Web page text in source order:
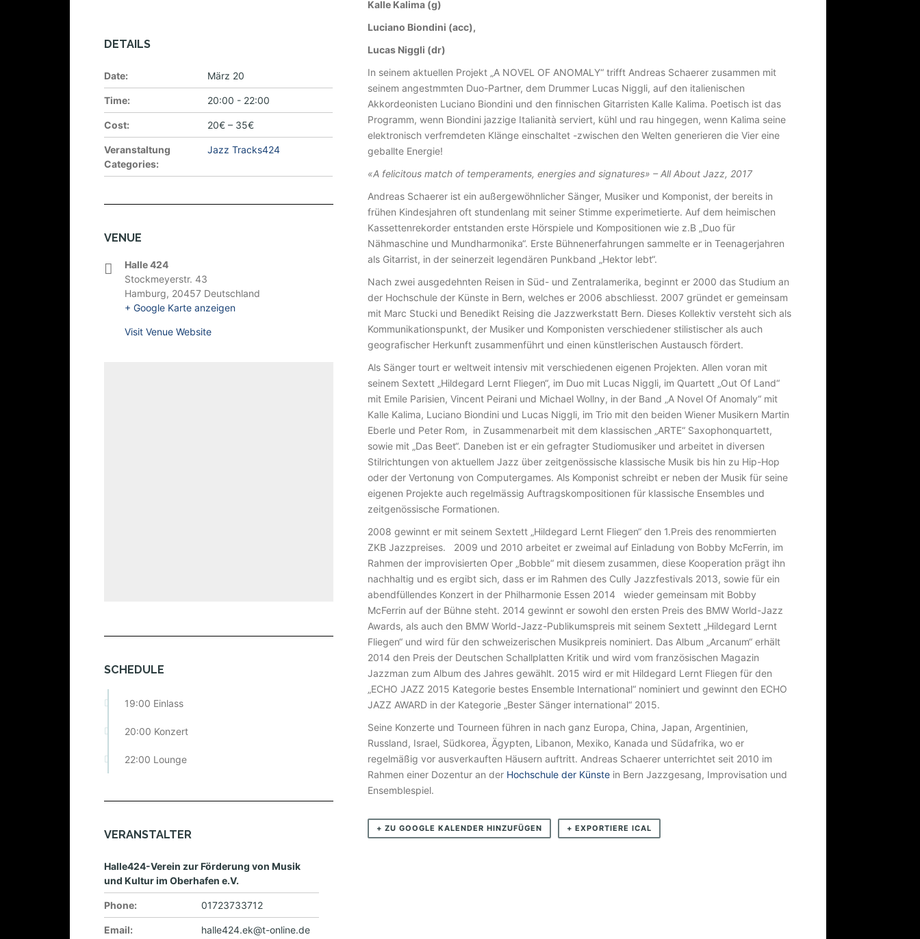
:
A
N
D
R
E
A
S
S
C
H
A
E
R
E
R
–
A
N
O
V
E
L
O
F
A
N
O
M
A
L
Y
(
C
H
/
I
/
I
N
Kalle Kalima (g)
Luciano Biondini (acc),
Lucas Niggli (dr)
In seinem aktuellen Projekt „A NOVEL OF ANOMALY“ trifft Andreas Schaerer zusammen mit
seinem angestmmten Duo-Partner, dem Drummer Lucas Niggli, auf den italienischen
Akkordeonisten Luciano Biondini und den finnischen Gitarristen Kalle Kalima. Poetisch ist das
Programm, wenn Biondini jazzige Italianità serviert, kühl und rau hingegen, wenn Kalima seine
elektronisch verfremdeten Klänge einschaltet -zwischen den Welten generieren die Vier eine
geballte Energie!
«A felicitous match of temperaments, energies and signatures» – All About Jazz, 2017
Andreas Schaerer ist ein außergewöhnlicher Sänger, Musiker und Komponist, der bereits in
frühen Kindesjahren oft stundenlang mit seiner Stimme experimetierte. Auf dem heimischen
Kassettenrekorder entstanden erste Hörspiele und Kompositionen wie z.B „Duo für
Nähmaschine und Mundharmonika“. Erste Bühnenerfahrungen sammelte er in Teenagerjahren
als Gitarrist, in der seinerzeit legendären Punkband „Hektor lebt“.
Nach zwei ausgedehnten Reisen in Süd- und Zentralamerika, beginnt er 2000 das Studium an
der Hochschule der Künste in Bern, welches er 2006 abschliesst. 2007 gründet er gemeinsam
mit Marc Stucki und Benedikt Reising die Jazzwerkstatt Bern. Dieses Kollektiv versteht sich als
Kommunikationspunkt, der Musiker und Komponisten verschiedener stilistischer als auch
geografischer Herkunft zusammenführt und einen künstlerischen Austausch fördert.
Als Sänger tourt er weltweit intensiv mit verschiedenen eigenen Projekten. Allen voran mit
seinem Sextett „Hildegard Lernt Fliegen“, im Duo mit Lucas Niggli, im Quartett „Out Of Land“
mit Emile Parisien, Vincent Peirani und Michael Wollny, in der Band „A Novel Of Anomaly“ mit
Kalle Kalima, Luciano Biondini und Lucas Niggli, im Trio mit den beiden Wiener Musikern Martin
Eberle und Peter Rom, in Zusammenarbeit mit dem klassischen „ARTE“ Saxophonquartett,
sowie mit „Das Beet“. Daneben ist er ein gefragter Studiomusiker und arbeitet in diversen
Stilrichtungen von aktuellem Jazz über zeitgenössische klassische Musik bis hin zu Hip-Hop
oder der Vertonung von Computergames. Als Komponist schreibt er neben der Musik für seine
eigenen Projekte auch regelmässig Auftragskompositionen für klassische Ensembles und
zeitgenössische Formationen.
2008 gewinnt er mit seinem Sextett „Hildegard Lernt Fliegen“ den 1.Preis des renommierten
ZKB Jazzpreises. 2009 und 2010 arbeitet er zweimal auf Einladung von Bobby McFerrin, im
Rahmen der improvisierten Oper „Bobble“ mit diesem zusammen, diese Kooperation prägt ihn
nachhaltig und es ergibt sich, dass er im Rahmen des Cully Jazzfestivals 2013, sowie für ein
abendfüllendes Konzert in der Philharmonie Essen 2014 wieder gemeinsam mit Bobby
McFerrin auf der Bühne steht. 2014 gewinnt er sowohl den ersten Preis des BMW World-Jazz
Awards, als auch den BMW World-Jazz-Publikumspreis mit seinem Sextett „Hildegard Lernt
Fliegen“ und wird für den schweizerischen Musikpreis nominiert. Das Album „Arcanum“ erhält
2014 den Preis der Deutschen Schallplatten Kritik und wird vom französischen Magazin
Jazzman zum Album des Jahres gewählt. 2015 wird er mit Hildegard Lernt Fliegen für den
„ECHO JAZZ 2015 Kategorie bestes Ensemble International“ nominiert und gewinnt den ECHO
JAZZ AWARD in der Kategorie „Bester Sänger international“ 2015.
Seine Konzerte und Tourneen führen in nach ganz Europa, China, Japan, Argentinien,
Russland, Israel, Südkorea, Ägypten, Libanon, Mexiko, Kanada und Südafrika, wo er
regelmäßig vor ausverkauften Häusern auftritt. Andreas Schaerer unterrichtet seit 2010 im
Rahmen einer Dozentur an der Hochschule der Künstein Bern Jazzgesang, Improvisation und
Ensemblespiel.
+ ZU GOOGLE KALENDER HINZUFÜGEN + EXPORTIERE ICAL
DETAILS
Date: März 20
Time: 20:00 - 22:00
Cost: 20€ – 35€
Veranstaltung
Categories:
Jazz Tracks424
VENUE
Halle 424
Stockmeyerstr. 43
Hamburg, 20457 Deutschland
+ Google Karte anzeigen
Visit Venue Website
SCHEDULE
19:00 Einlass
20:00 Konzert
22:00 Lounge
VERANSTALTER
Halle424-Verein zur Förderung von Musik
und Kultur im Oberhafen e.V.
Phone: 01723733712
Email: halle424.ek@t-online.de